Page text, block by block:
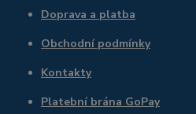
Doprava a platba
Obchodní podmínky
Kontakty
Platební brána GoPay